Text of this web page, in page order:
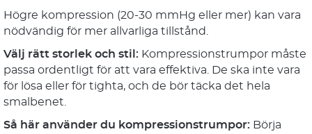
Högre kompression (20-30 mmHg eller mer) kan vara
nödvändig för mer allvarliga tillstånd.
Välj rätt storlek och stil: Kompressionstrumpor måste
passa ordentligt för att vara effektiva. De ska inte vara
för lösa eller för tighta, och de bör täcka det hela
smalbenet.
Så här använder du kompressionstrumpor: Börja